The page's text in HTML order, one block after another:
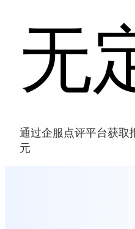
无
通过企服点评平台获取
元